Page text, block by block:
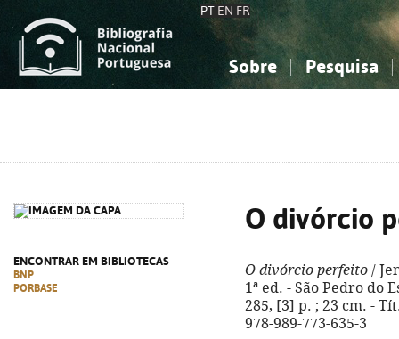
PT EN FR
Sobre Pesquisa
ENCONTRAR EM BIBLIOTECAS
BNP
PORBASE
O divórcio
O divórcio perfeito /
1ª ed. - São Pedro do
285, [3] p. ; 23 cm. -
978-989-773-635-3